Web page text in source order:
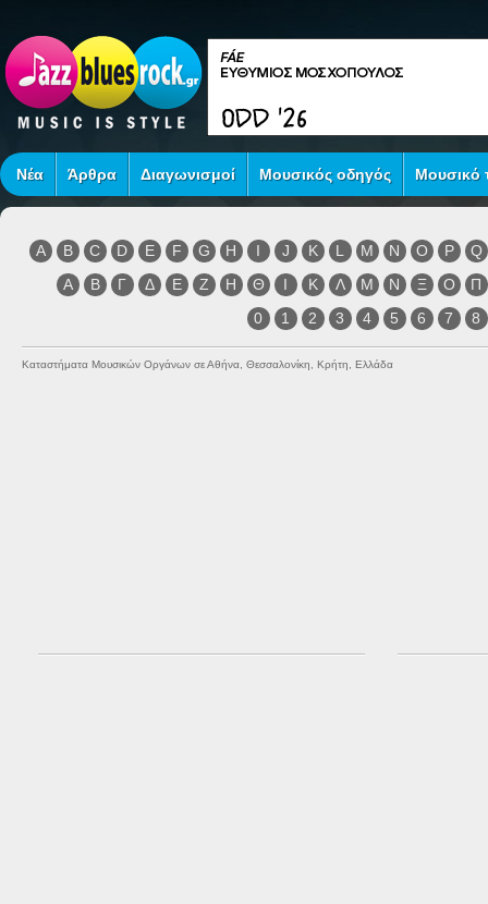
Νέα Άρθρα Διαγωνισμοί Μουσικός οδηγός Μουσικό
A B C D E F G H I J K L M N O P
Q
Α
Β Γ Δ Ε Ζ Η Θ Ι Κ Λ Μ Ν Ξ Ο
Π
0
1 2 3 4 5 6 7 8
Καταστήματα Μουσικών Οργάνων σε Αθήνα, Θεσσαλονίκη, Κρήτη, Ελλάδα